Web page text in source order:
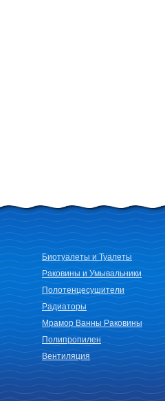
Биотуалеты и Туалеты
Раковины и Умывальники
Полотенцесушители
Радиаторы
Мрамор Ванны Раковины
Полипропилен
Вентиляция